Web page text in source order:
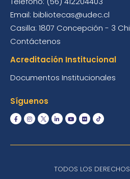
Email: bibliotecas@udec.cl
Casilla: 1807 Concepción - 3
Contáctenos
Acreditación Institucional
Documentos Institucionales
Síguenos
TODOS LOS